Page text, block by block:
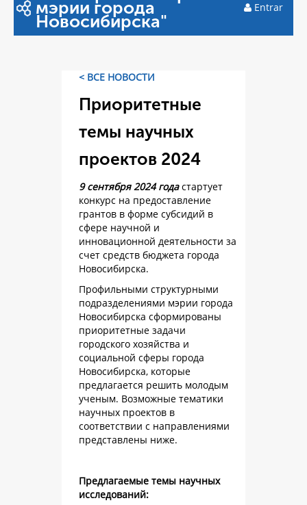
мэрии города
Новосибирска"
Entrar
< ВСЕ НОВОСТИ
Приоритетные
темы научных
проектов 2024
9 сентября 2024 годастартует
конкурс на предоставление
грантов в форме субсидий в
сфере научной и
инновационной деятельности за
счет средств бюджета города
Новосибирска.
Профильными структурными
подразделениями мэрии города
Новосибирска сформированы
приоритетные задачи
городского хозяйства и
социальной сферы города
Новосибирска, которые
предлагается решить молодым
ученым. Возможные тематики
научных проектов в
соответствии с направлениями
представлены ниже.
Предлагаемые темы научных
исследований: